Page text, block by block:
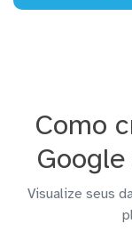
Como
Visualize seus